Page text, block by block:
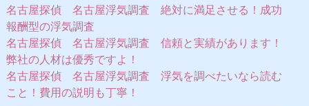
名古屋探偵 名古屋浮気調査 絶対に満足させる！成功
報酬型の浮気調査
名古屋探偵 名古屋浮気調査 信頼と実績があります！
弊社の人材は優秀ですよ！
名古屋探偵 名古屋浮気調査 浮気を調べたいなら読む
こと！費用の説明も丁寧！